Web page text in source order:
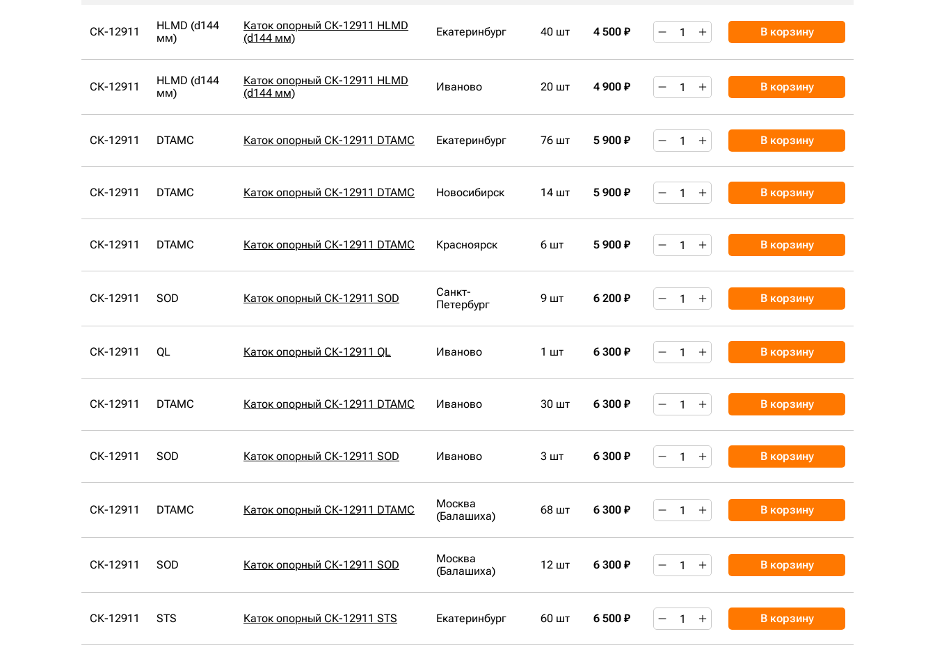
СК-12911
HLMD (d144
мм)
Каток опорный СК-12911 HLMD
(d144 мм)
Екатеринбург 40 шт 4 500 ₽ В корзину
СК-12911
HLMD (d144
мм)
Каток опорный СК-12911 HLMD
(d144 мм)
Иваново 20 шт 4 900 ₽ В корзину
СК-12911 DTAMC Каток опорный СК-12911 DTAMC Екатеринбург 76 шт 5 900 ₽ В корзину
СК-12911 DTAMC Каток опорный СК-12911 DTAMC Новосибирск 14 шт 5 900 ₽ В корзину
СК-12911 DTAMC Каток опорный СК-12911 DTAMC Красноярск 6 шт 5 900 ₽ В корзину
СК-12911 SOD Каток опорный СК-12911 SOD
Санкт-
Петербург
9 шт 6 200 ₽ В корзину
СК-12911 QL Каток опорный СК-12911 QL Иваново 1 шт 6 300 ₽ В корзину
СК-12911 DTAMC Каток опорный СК-12911 DTAMC Иваново 30 шт 6 300 ₽ В корзину
СК-12911 SOD Каток опорный СК-12911 SOD Иваново 3 шт 6 300 ₽ В корзину
СК-12911 DTAMC Каток опорный СК-12911 DTAMC
Москва
(Балашиха)
68 шт 6 300 ₽ В корзину
СК-12911 SOD Каток опорный СК-12911 SOD
Москва
(Балашиха)
12 шт 6 300 ₽ В корзину
СК-12911 STS Каток опорный СК-12911 STS Екатеринбург 60 шт 6 500 ₽ В корзину